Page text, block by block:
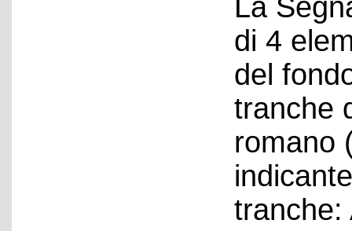
La
di 4
del
tranche
romano
tranche: